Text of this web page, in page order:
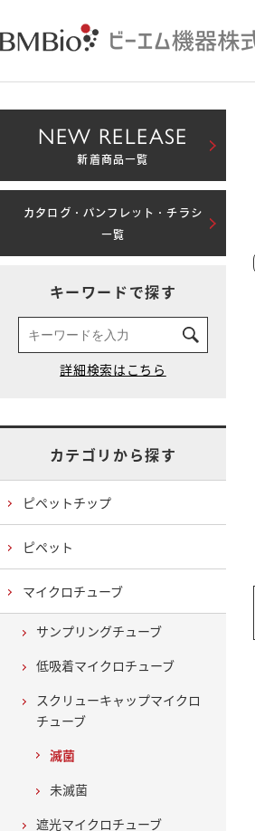
NEW RELEASE
新着商品一覧
カタログ・パンフレット・チラシ
一覧
キーワードで探す
カテゴリから探す
ピペットチップ
ピペット
マイクロチューブ
サンプリングチューブ
低吸着マイクロチューブ
スクリューキャップマイクロ
チューブ
滅菌
未滅菌
遮光マイクロチューブ